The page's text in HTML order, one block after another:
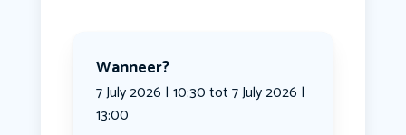
Wanneer?
7 July 2026 | 10:30 tot 7 July 2026 |
13:00